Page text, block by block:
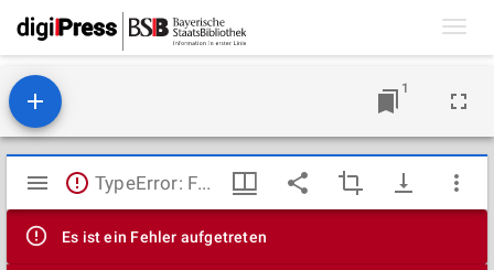
1
Mirador
Viewer
TypeError: Failed to fetch
Es ist ein Fehler aufgetreten